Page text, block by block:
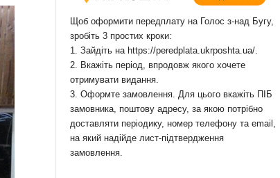
Щоб оформити передплату на Голос з-над Бугу,
зробіть 3 простих кроки:
1. Зайдіть на https://peredplata.ukrposhta.ua/.
2. Вкажіть період, впродовж якого хочете
отримувати видання.
3. Оформте замовлення. Для цього вкажіть ПІБ
замовника, поштову адресу, за якою потрібно
доставляти періодику, номер телефону та email,
на який надійде лист-підтвердження
замовлення.